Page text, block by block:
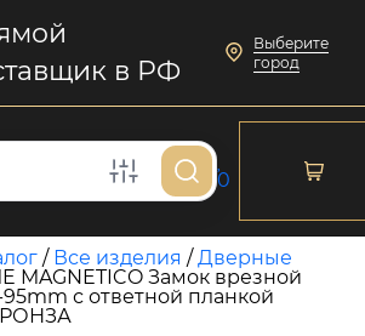
в РФ
Выберите
город
0
/ Все изделия /Дверные
MAGNETICO Замок врезной
95mm с ответной планкой